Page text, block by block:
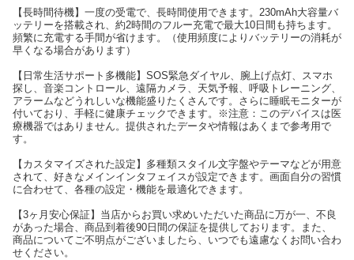
【長時間待機】一度の受電で、長時間使用できます。230mAh大容量バ
ッテリーを搭載され、約2時間のフルー充電で最大10日間も持ちます。
頻繁に充電する手間が省けます。（使用頻度によりバッテリーの消耗が
早くなる場合があります）
【日常生活サポート多機能】SOS緊急ダイヤル、腕上げ点灯、スマホ
探し、音楽コントロール、遠隔カメラ、天気予報、呼吸トレーニング、
アラームなどうれしいな機能盛りたくさんです。さらに睡眠モニターが
付いており、手軽に健康チェックできます。※注意：このデバイスは医
療機器ではありません。提供されたデータや情報はあくまで参考用で
す。
【カスタマイズされた設定】多種類スタイル文字盤やテーマなどが用意
されて、好きなメインインタフェイスが設定できます。画面自分の習慣
に合わせて、各種の設定・機能を最適化できます。
【3ヶ月安心保証】当店からお買い求めいただいた商品に万が一、不良
があった場合、商品到着後90日間の保証を提供しております。また、
商品についてご不明点がございましたら、いつでも遠慮なくお問い合わ
せください。